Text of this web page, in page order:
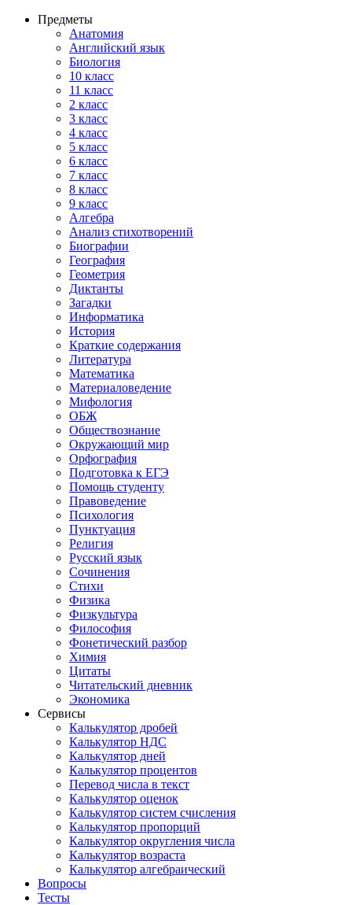
Предметы
Анатомия
Английский язык
Биология
10 класс
11 класс
2 класс
3 класс
4 класс
5 класс
6 класс
7 класс
8 класс
9 класс
Алгебра
Анализ стихотворений
Биографии
География
Геометрия
Диктанты
Загадки
Информатика
История
Краткие содержания
Литература
Математика
Материаловедение
Мифология
ОБЖ
Обществознание
Окружающий мир
Орфография
Подготовка к ЕГЭ
Помощь студенту
Правоведение
Психология
Пунктуация
Религия
Русский язык
Сочинения
Стихи
Физика
Физкультура
Философия
Фонетический разбор
Химия
Цитаты
Читательский дневник
Экономика
Сервисы
Калькулятор дробей
Калькулятор НДС
Калькулятор дней
Калькулятор процентов
Перевод числа в текст
Калькулятор оценок
Калькулятор систем счисления
Калькулятор пропорций
Калькулятор округления числа
Калькулятор возраста
Калькулятор алгебраический
Вопросы
Тесты